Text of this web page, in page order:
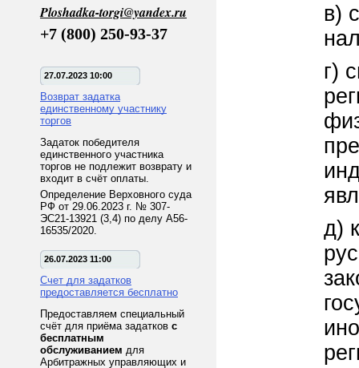
Ploshadka-torgi@yandex.ru
+7 (800) 250-93-37
27.07.2023 10:00
Возврат задатка
единственному участнику
торгов
Задаток победителя
единственного участника
торгов не подлежит возврату и
входит в счёт оплаты.
Определение Верховного суда
РФ от 29.06.2023 г. № 307-
ЭС21-13921 (3,4) по делу А56-
16535/2020.
26.07.2023 11:00
Счет для задатков
предоставляется бесплатно
Предоставляем специальный
счёт для приёма задатков с
бесплатным
обслуживанием для
Арбитражных управляющих и
в)
г)
д)